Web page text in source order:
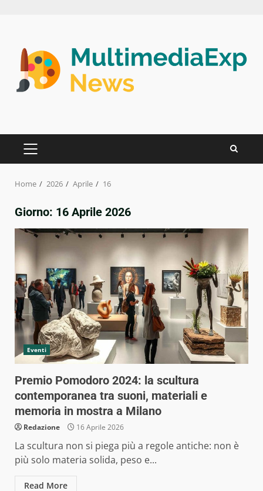
content
PRIMARY
MENU
Home 2026 Aprile 16
Giorno: 16 Aprile 2026
Eventi
Premio Pomodoro 2024: la scultura
contemporanea tra suoni, materiali e
memoria in mostra a Milano
Redazione 16 Aprile 2026
La scultura non si piega più a regole antiche: non è
più solo materia solida, peso e...
Read More